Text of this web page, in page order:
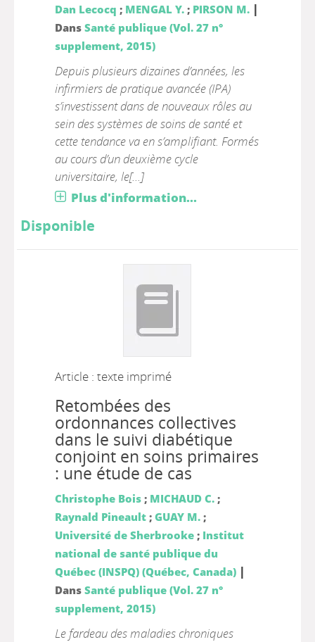
Dan Lecocq ; MENGAL Y.; PIRSON M. |
Dans Santé publique (Vol. 27 n°
supplement, 2015)
Depuis plusieurs dizaines d’années, les
infirmiers de pratique avancée (IPA)
s’investissent dans de nouveaux rôles au
sein des systèmes de soins de santé et
cette tendance va en s’amplifiant. Formés
au cours d’un deuxième cycle
universitaire, le[...]
Plus d'information...
Disponible
Article : texte imprimé
Retombées des
ordonnances collectives
dans le suivi diabétique
conjoint en soins primaires
: une étude de cas
Christophe Bois; MICHAUD C.;
Raynald Pineault; GUAY M.;
Université de Sherbrooke; Institut
national de santé publique du
Québec (INSPQ) (Québec, Canada) |
Dans Santé publique (Vol. 27 n°
supplement, 2015)
Le fardeau des maladies chroniques